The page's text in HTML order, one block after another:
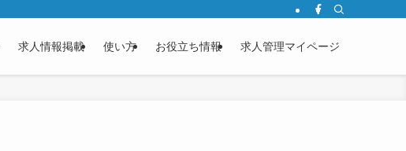
求人情報掲載 使い方 お役立ち情報 求人管理マイページ